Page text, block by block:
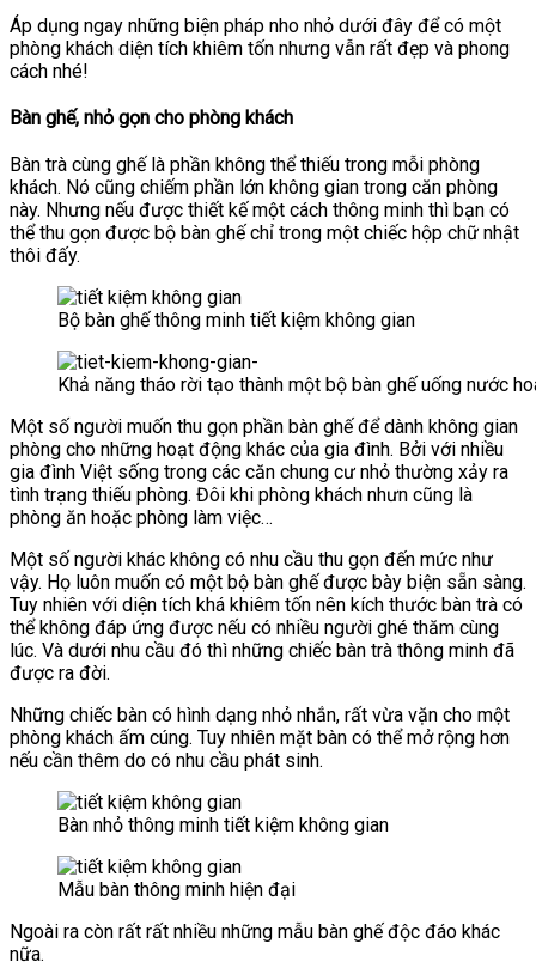
Áp dụng ngay những biện pháp nho nhỏ dưới đây để có một
phòng khách diện tích khiêm tốn nhưng vẫn rất đẹp và phong
cách nhé!
Bàn ghế, nhỏ gọn cho phòng khách
Bàn trà cùng ghế là phần không thể thiếu trong mỗi phòng
khách. Nó cũng chiếm phần lớn không gian trong căn phòng
này. Nhưng nếu được thiết kế một cách thông minh thì bạn có
thể thu gọn được bộ bàn ghế chỉ trong một chiếc hộp chữ nhật
thôi đấy.
Bộ bàn ghế thông minh tiết kiệm không gian
Khả năng tháo rời tạo thành một bộ bàn ghế uống nước
Một số người muốn thu gọn phần bàn ghế để dành không gian
phòng cho những hoạt động khác của gia đình. Bởi với nhiều
gia đình Việt sống trong các căn chung cư nhỏ thường xảy ra
tình trạng thiếu phòng. Đôi khi phòng khách nhưn cũng là
phòng ăn hoặc phòng làm việc…
Một số người khác không có nhu cầu thu gọn đến mức như
vậy. Họ luôn muốn có một bộ bàn ghế được bày biện sẵn sàng.
Tuy nhiên với diện tích khá khiêm tốn nên kích thước bàn trà có
thể không đáp ứng được nếu có nhiều người ghé thăm cùng
lúc. Và dưới nhu cầu đó thì những chiếc bàn trà thông minh đã
được ra đời.
Những chiếc bàn có hình dạng nhỏ nhắn, rất vừa vặn cho một
phòng khách ấm cúng. Tuy nhiên mặt bàn có thể mở rộng hơn
nếu cần thêm do có nhu cầu phát sinh.
Bàn nhỏ thông minh tiết kiệm không gian
Mẫu bàn thông minh hiện đại
Ngoài ra còn rất rất nhiều những mẫu bàn ghế độc đáo khác
nữa.